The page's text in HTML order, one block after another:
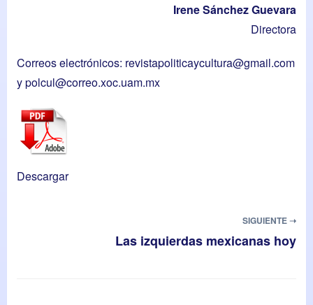
Irene Sánchez Guevara
Directora
Correos electrónicos: revistapoliticaycultura@gmail.com
ypolcul@correo.xoc.uam.mx
Descargar
SIGUIENTE ➝
Las izquierdas mexicanas hoy